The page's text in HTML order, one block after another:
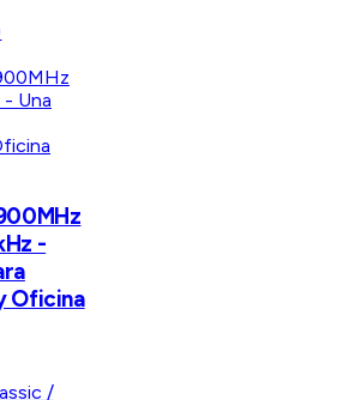
-
Oficina